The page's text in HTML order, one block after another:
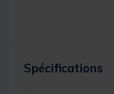
Spécifications